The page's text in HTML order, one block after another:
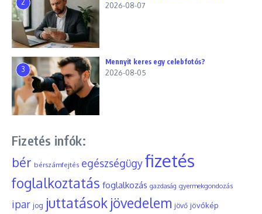
2 2026-08-07
3
Mennyit keres egy celebfotós?
2026-08-05
Fizetés infók:
bér bérszámfejtés egészségügyfizetés
foglalkoztatás foglalkozás gazdaság gyermekgondozás
ipar jog juttatások jövedelem jövő jövőkép